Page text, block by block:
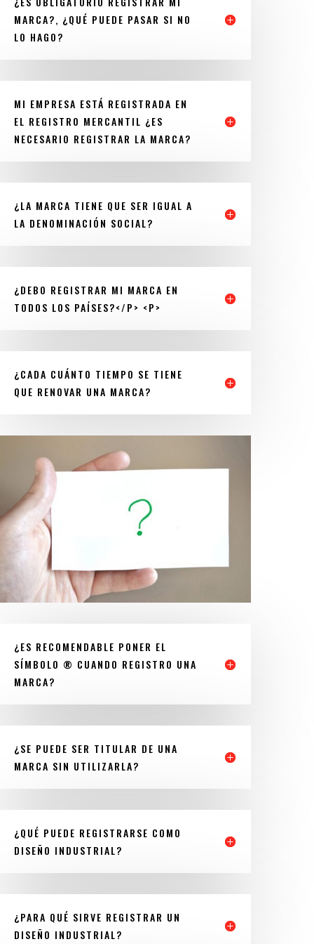
MARCA?, ¿QUÉ PUEDE PASAR SI NO
LO HAGO?
MI EMPRESA ESTÁ REGISTRADA EN
EL REGISTRO MERCANTIL ¿ES
NECESARIO REGISTRAR LA MARCA?
¿LA MARCA TIENE QUE SER IGUAL A
LA DENOMINACIÓN SOCIAL?
¿DEBO REGISTRAR MI MARCA EN
TODOS LOS PAÍSES?</P> <P>
¿CADA CUÁNTO TIEMPO SE TIENE
QUE RENOVAR UNA MARCA?
¿ES RECOMENDABLE PONER EL
SÍMBOLO ® CUANDO REGISTRO UNA
MARCA?
¿SE PUEDE SER TITULAR DE UNA
MARCA SIN UTILIZARLA?
¿QUÉ PUEDE REGISTRARSE COMO
DISEÑO INDUSTRIAL?
¿PARA QUÉ SIRVE REGISTRAR UN
DISEÑO INDUSTRIAL?